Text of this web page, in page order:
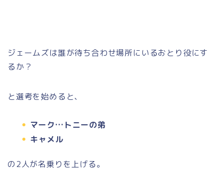
ジェームズは誰が待ち合わせ場所にいるおとり役にす
るか？
と選考を始めると、
マーク…トニーの弟
キャメル
の2人が名乗りを上げる。